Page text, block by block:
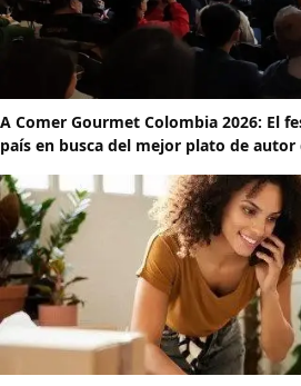
A Comer Gourmet Colombia 2026: El
país en busca del mejor plato de autor